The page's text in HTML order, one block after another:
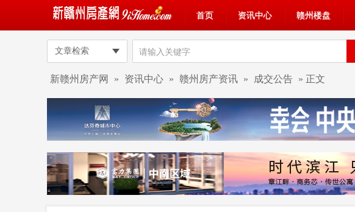
首页 资讯中心 赣州楼盘
文章检索
新赣州房产网 » 资讯中心 » 赣州房产资讯 » 成交公告 » 正文